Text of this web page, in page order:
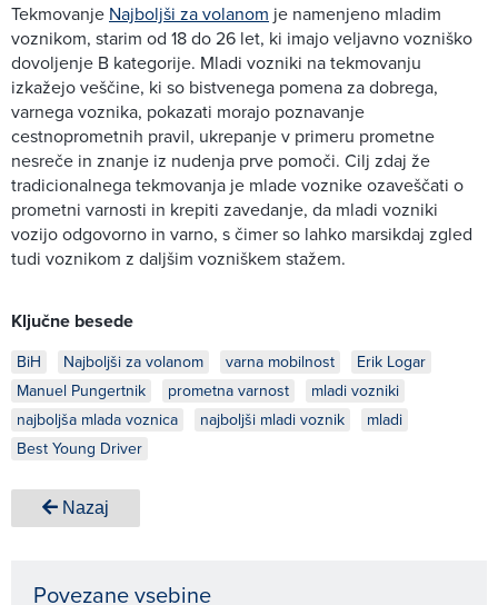
Tekmovanje Najboljši za volanom je namenjeno mladim
voznikom, starim od 18 do 26 let, ki imajo veljavno vozniško
dovoljenje B kategorije. Mladi vozniki na tekmovanju
izkažejo veščine, ki so bistvenega pomena za dobrega,
varnega voznika, pokazati morajo poznavanje
cestnoprometnih pravil, ukrepanje v primeru prometne
nesreče in znanje iz nudenja prve pomoči. Cilj zdaj že
tradicionalnega tekmovanja je mlade voznike ozaveščati o
prometni varnosti in krepiti zavedanje, da mladi vozniki
vozijo odgovorno in varno, s čimer so lahko marsikdaj zgled
tudi voznikom z daljšim vozniškem stažem.
Ključne besede
BiH Najboljši za volanom varna mobilnost
Erik Logar
Manuel Pungertnik
prometna varnost
mladi vozniki
najboljša mlada voznica
najboljši mladi voznik
mladi
Best Young Driver
Nazaj
Povezane vsebine